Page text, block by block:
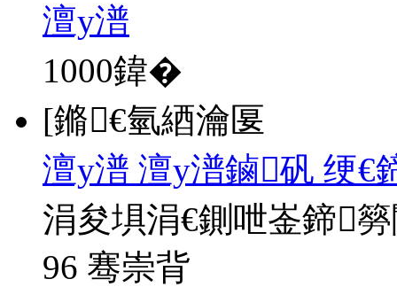
澶у潽
1000鍏�
[鏅€氫綇瀹匽
澶у潽 澶у潽鏀矾 绠
涓夋埧涓€鍘呭崟鍗
96 骞崇背